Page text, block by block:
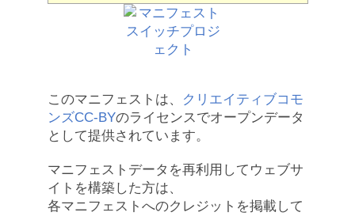
このマニフェストは、
クリエイティブコモ
ンズCC-BYのライセンスでオープンデータ
として提供されています。
マニフェストデータを再利用してウェブサ
イトを構築した方は、
各マニフェストへのクレジットを掲載して